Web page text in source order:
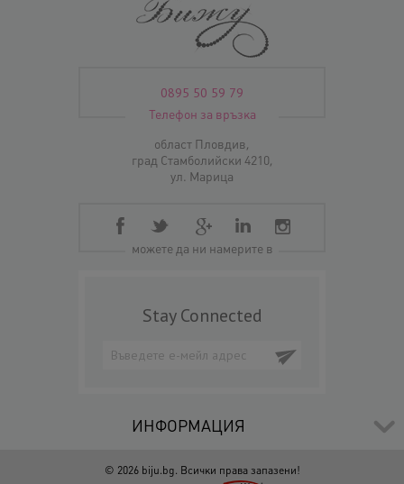
0895 50 59 79
Телефон за връзка
област Пловдив,
град Стамболийски 4210,
ул. Марица
можете да ни намерите в
Stay Connected
ИНФОРМАЦИЯ
© 2026 biju.bg. Всички права запазени!